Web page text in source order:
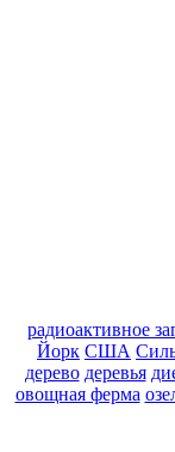
pадиоактивное
Йорк США
дерево деревья
овощная ферма